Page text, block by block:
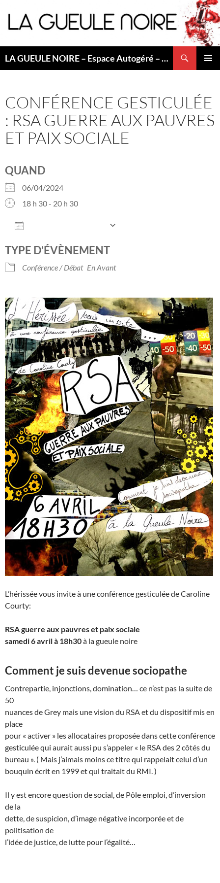
au
contenu
LA GUEULE NOIRE – Espace Autogéré – Saint Etienne
CONFÉRENCE GESTICULÉE
: RSA GUERRE AUX PAUVRES
ET PAIX SOCIALE
QUAND
06/04/2024
18 h 30 - 20 h 30
TYPE D’ÉVÈNEMENT
Conférence / Débat En Avant
L’hérissée vous invite à une conférence gesticulée de Caroline
Courty:
RSA guerre aux pauvres et paix sociale
samedi 6 avril à 18h30à la gueule noire
Comment je suis devenue sociopathe
Contrepartie, injonctions, domination… ce n’est pas la suite de
50
nuances de Grey mais une vision du RSA et du dispositif mis en
place
pour « activer » les allocataires proposée dans cette conférence
gesticulée qui aurait aussi pu s’appeler « le RSA des 2 côtés du
bureau ». ( Mais j’aimais moins ce titre qui rappelait celui d’un
bouquin écrit en 1999 et qui traitait du RMI. )
Il y est encore question de social, de Pôle emploi, d’inversion
de la
dette, de suspicion, d’image négative incorporée et de
politisation de
l’idée de justice, de lutte pour l’égalité…